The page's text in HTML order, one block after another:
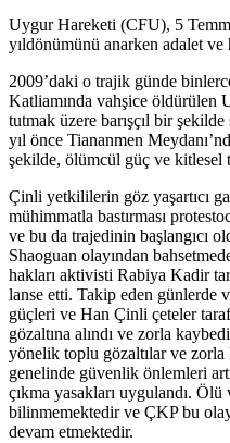
Uygur Hareketi (CFU), 5
yıldönümünü anarken adalet ve
2009’daki o trajik günde
Katliamında vahşice öldürülen
tutmak üzere barışçıl bir
yıl önce Tiananmen
şekilde, ölümcül güç ve kitlesel
Çinli yetkililerin göz yaşartıcı
mühimmatla bastırması
ve bu da trajedinin başlangıcı
Shaoguan olayından
hakları aktivisti Rabiya Kadir
lanse etti. Takip eden günlerde
güçleri ve Han Çinli çeteler
gözaltına alındı ve zorla
yönelik toplu gözaltılar ve
genelinde güvenlik önlemleri
çıkma yasakları uygulandı. Ölü
bilinmemektedir ve ÇKP bu
devam etmektedir.